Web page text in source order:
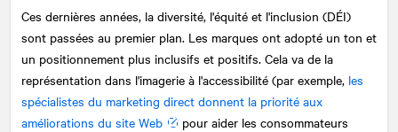
Ces dernières années, la diversité, l'équité et l'inclusion (DÉI)
sont passées au premier plan. Les marques ont adopté un ton et
un positionnement plus inclusifs et positifs. Cela va de la
représentation dans l'imagerie à l'accessibilité (par exemple, les
spécialistes du marketing direct donnent la priorité aux
améliorations du site Web
pour aider les consommateurs